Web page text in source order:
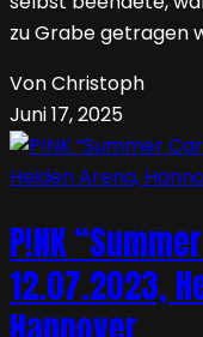
zu Grabe getragen
Von Christoph
Juni 17, 2025
P!NK
12.07.2023,